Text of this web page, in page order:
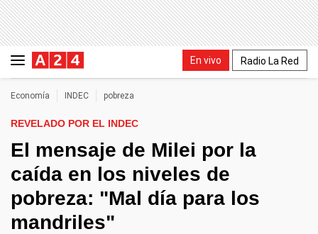
En vivo Radio La Red
Economía INDEC pobreza
REVELADO POR EL INDEC
El mensaje de Milei por la
caída en los niveles de
pobreza: "Mal día para los
mandriles"